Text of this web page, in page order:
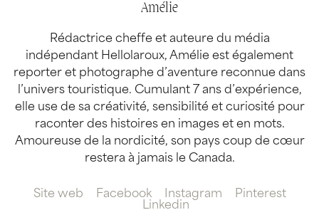
Amélie
Rédactrice cheffe et auteure du média
indépendant Hellolaroux, Amélie est également
reporter et photographe d’aventure reconnue dans
l’univers touristique. Cumulant 7 ans d’expérience,
elle use de sa créativité, sensibilité et curiosité pour
raconter des histoires en images et en mots.
Amoureuse de la nordicité, son pays coup de cœur
restera à jamais le Canada.
Site web Facebook Instagram
Pinterest
Linkedin